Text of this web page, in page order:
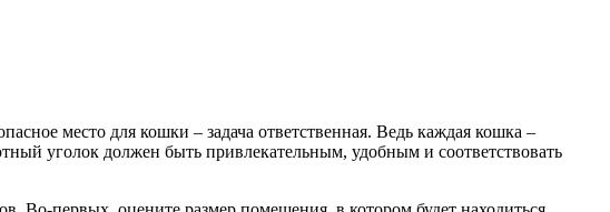
место для кошки – задача ответственная. Ведь каждая кошка –
уголок должен быть привлекательным, удобным и соответствовать